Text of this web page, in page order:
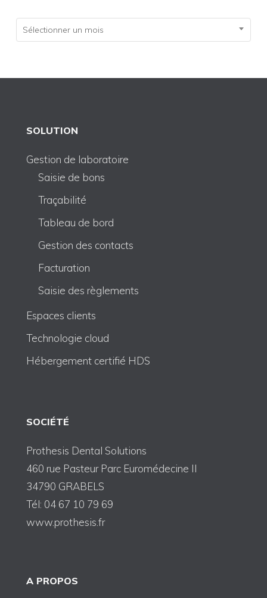
Archives
Sélectionner un mois
SOLUTION
Gestion de laboratoire
Saisie de bons
Traçabilité
Tableau de bord
Gestion des contacts
Facturation
Saisie des règlements
Espaces clients
Technologie cloud
Hébergement certifié HDS
SOCIÉTÉ
Prothesis Dental Solutions
460 rue Pasteur Parc Euromédecine II
34790 GRABELS
Tél: 04 67 10 79 69
www.prothesis.fr
A PROPOS